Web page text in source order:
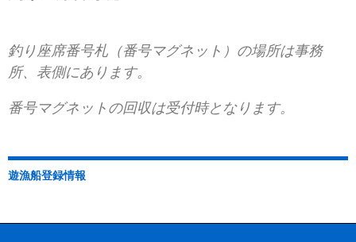
釣り座席番号札（番号マグネット）の場所は事務
所、表側にあります。
番号マグネットの回収は受付時となります。
遊漁船登録情報